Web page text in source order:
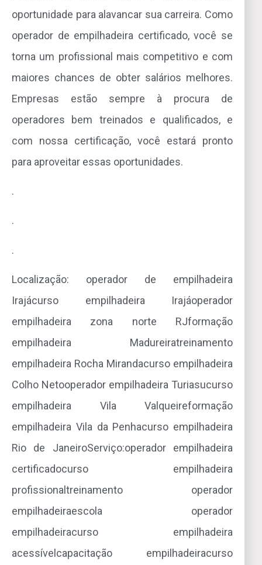
oportunidade para alavancar sua carreira. Como
operador de empilhadeira certificado, você se
torna um profissional mais competitivo e com
maiores chances de obter salários melhores.
Empresas estão sempre à procura de
operadores bem treinados e qualificados, e
com nossa certificação, você estará pronto
para aproveitar essas oportunidades.
.
.
.
Localização: operador de empilhadeira
Irajácurso empilhadeira Irajáoperador
empilhadeira zona norte RJformação
empilhadeira Madureiratreinamento
empilhadeira Rocha Mirandacurso empilhadeira
Colho Netooperador empilhadeira Turiasucurso
empilhadeira Vila Valqueireformação
empilhadeira Vila da Penhacurso empilhadeira
Rio de JaneiroServiço:operador empilhadeira
certificadocurso empilhadeira
profissionaltreinamento operador
empilhadeiraescola operador
empilhadeiracurso empilhadeira
acessívelcapacitação empilhadeiracurso